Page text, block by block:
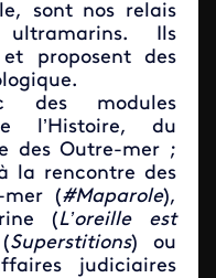
sont nos relais
Ils
proposent des
des modules
l’Histoire, du
des Outre-mer ;
la rencontre des
mer (#Maparole),
(L’oreille est
Superstitions) ou
judiciaires